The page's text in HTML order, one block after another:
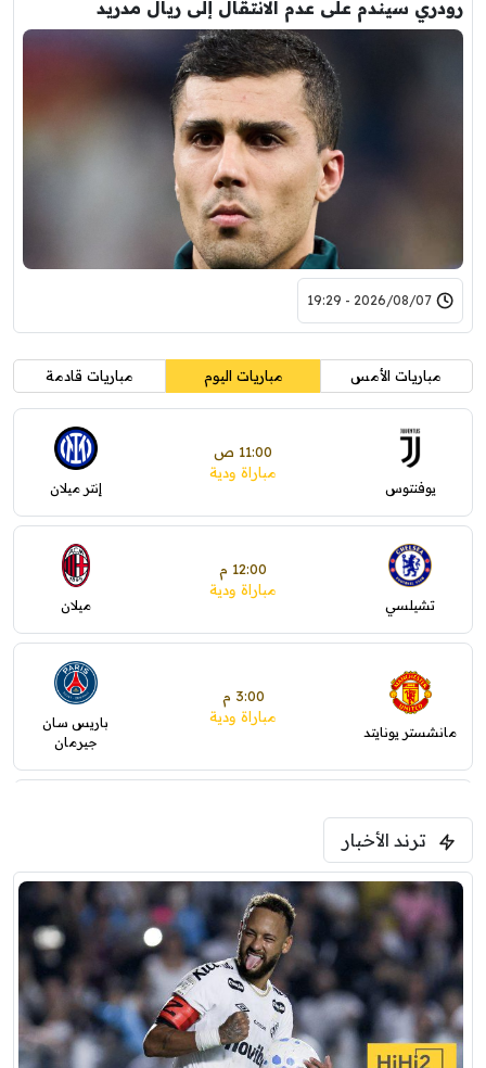
رودري سيندم على عدم الانتقال إلى ريال مدريد
2026/08/07 - 19:29
مباريات الأمس مباريات اليوم مباريات قادمة
يوفنتوس
11:00 ص
مباراة ودية
إنتر ميلان
تشيلسي
12:00 م
مباراة ودية
ميلان
مانشستر يونايتد
3:00 م
مباراة ودية
باريس سان
جيرمان
فرينتسفاروشي
برشلونة
7:00 م
مباراة ودية
نوتنغهام فورست
8:00 م
ترند الأخبار